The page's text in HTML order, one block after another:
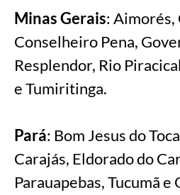
Minas Gerais: Aimorés,
Conselheiro Pena,
Resplendor, Rio
e Tumiritinga.
Pará: Bom Jesus do
Carajás, Eldorado do
Parauapebas, Tucumã